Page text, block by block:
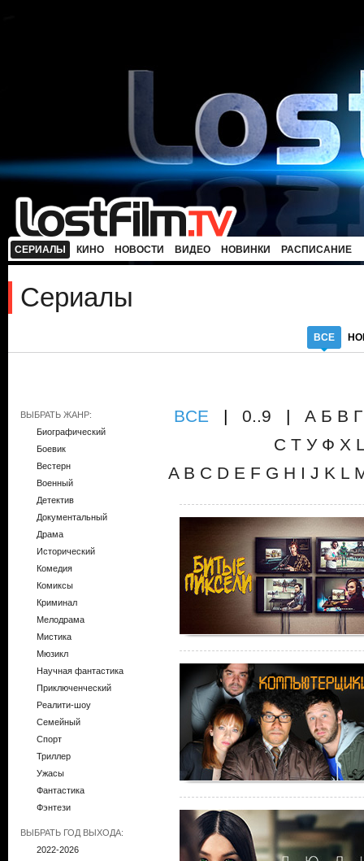
СЕРИАЛЫ КИНО НОВОСТИ ВИДЕО НОВИНКИ РАСПИСАНИЕ
Сериалы
ВСЕ
ВЫБРАТЬ ЖАНР:
Биографический
Боевик
Вестерн
Военный
Детектив
Документальный
Драма
Исторический
Комедия
Комиксы
Криминал
Мелодрама
Мистика
Мюзикл
Научная фантастика
Приключенческий
Реалити-шоу
Семейный
Спорт
Триллер
Ужасы
Фантастика
Фэнтези
ВЫБРАТЬ ГОД ВЫХОДА:
2022-2026
ВCE | 0..9 | А Б В Г
С Т У Ф Х
A B C D E F G H I J K L